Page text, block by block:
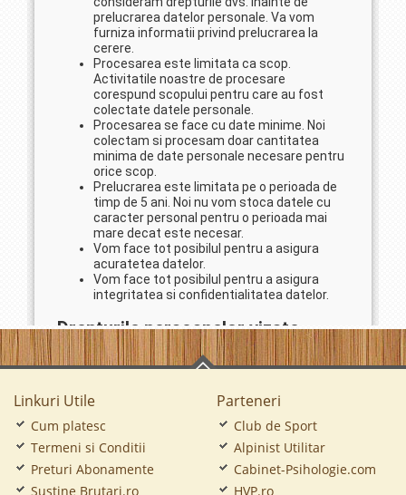
Linkuri Utile
Cum platesc
Termeni si Conditii
Preturi Abonamente
Sustine Brutari.ro
Parteneri
Club de Sport
Alpinist Utilitar
Cabinet-Psihologie.com
HVP.ro